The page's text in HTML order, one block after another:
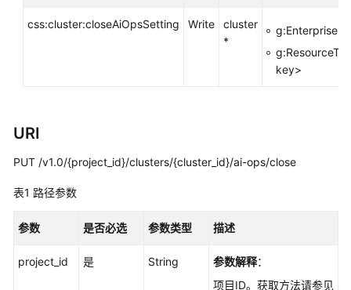
南
参
必
css:cluster:closeAiOpsSetting Write
cluster
*
key>
URI
PUT /v1.0/{project_id}/clusters/{cluster_id}/ai-ops/close
表1 路径参数
参数 是否必选 参数类型 描述
project_id 是 String 参数解释：
项目ID。获取方法请参见